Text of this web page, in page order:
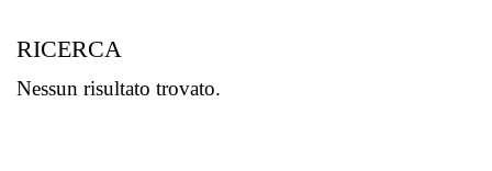
RICERCA
Nessun risultato trovato.